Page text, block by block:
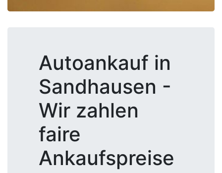
Autoankauf in
Sandhausen -
Wir zahlen
faire
Ankaufspreise